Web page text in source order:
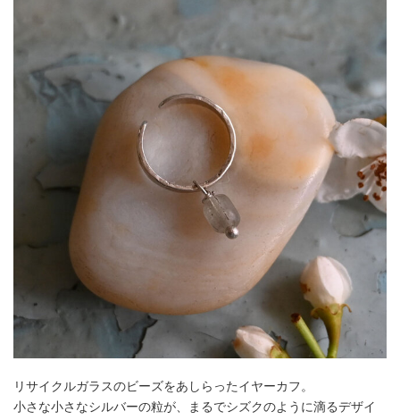
リサイクルガラスのビーズをあしらったイヤーカフ。
小さな小さなシルバーの粒が、まるでシズクのように滴るデザイ